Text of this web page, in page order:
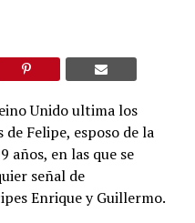
Unido ultima los
Felipe, esposo de la
años, en las que se
señal de
Enrique y Guillermo.